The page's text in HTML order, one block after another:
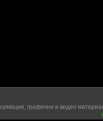
графични и видео